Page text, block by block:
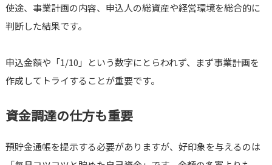
使途、事業計画の内容、申込人の総資産や経営環境を総合的に
判断した結果です。
申込金額や「1/10」という数字にとらわれず、まず事業計画を
作成してトライすることが重要です。
資金調達の仕方も重要
預貯金通帳を提示する必要がありますが、好印象を与えるのは